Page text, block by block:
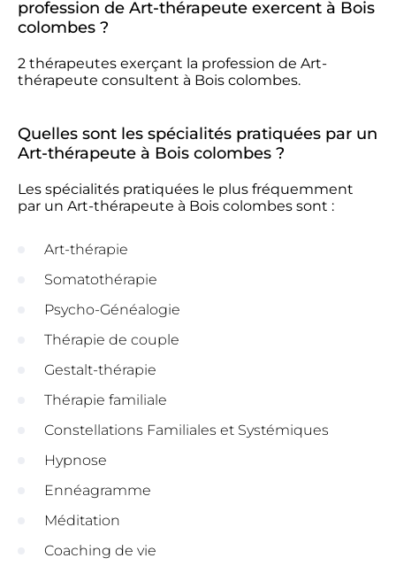
profession de Art-thérapeute exercent à Bois
colombes ?
2 thérapeutes exerçant la profession de Art-
thérapeute consultent à Bois colombes.
Quelles sont les spécialités pratiquées par un
Art-thérapeute à Bois colombes ?
Les spécialités pratiquées le plus fréquemment
par un Art-thérapeute à Bois colombes sont :
Art-thérapie
Somatothérapie
Psycho-Généalogie
Thérapie de couple
Gestalt-thérapie
Thérapie familiale
Constellations Familiales et Systémiques
Hypnose
Ennéagramme
Méditation
Coaching de vie